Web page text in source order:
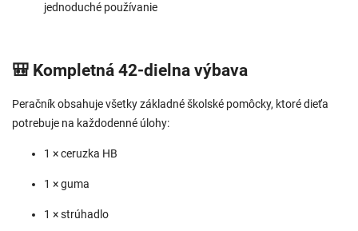
jednoduché používanie
🎒 Kompletná 42‑dielna výbava
Peračník obsahuje všetky základné školské pomôcky, ktoré dieťa
potrebuje na každodenné úlohy:
1 × ceruzka HB
1 × guma
1 × strúhadlo